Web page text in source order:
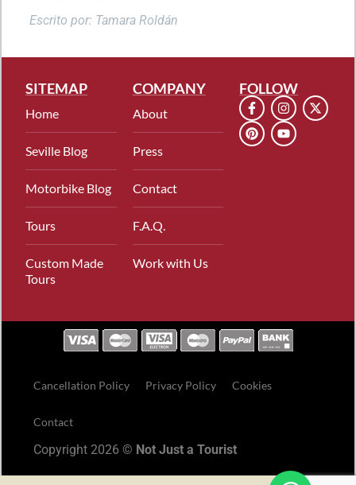
Escrito por: Tamara Roldán
SITEMAP
Home
Seville Blog
Motorbike Blog
Tours
Custom Made
Tours
COMPANY
About
Press
Contact
F.A.Q.
Work with Us
FOLLOW
Cancellation Policy Privacy Policy Cookies
Contact
Copyright 2026 © Not Just a Tourist